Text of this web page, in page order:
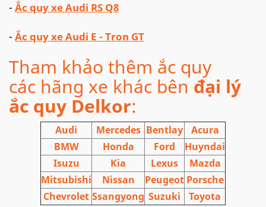
- Ắc quy xe Audi RS Q8
- Ắc quy xe Audi E - Tron GT
Tham khảo thêm ắc quy
các hãng xe khác bên đại lý
ắc quy Delkor:
Audi Mercedes Bentlay
Acura
BMW
Honda Ford
Huyndai
Isuzu
Kia Lexus
Mazda
Mitsubishi
Nissan Peugeot Porsche
Chevrolet Ssangyong Suzuki Toyota